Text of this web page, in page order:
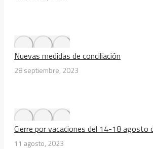
Nuevas medidas de conciliación
28 septiembre, 2023
Cierre por vacaciones del 14-18 agosto
11 agosto, 2023